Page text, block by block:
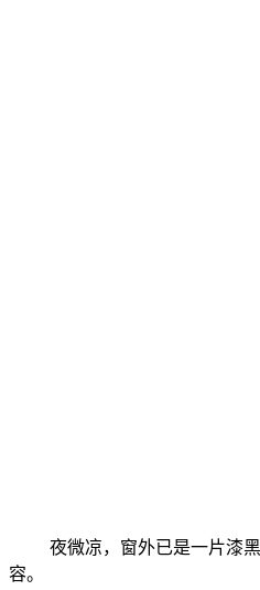
夜微凉，窗外已是一片漆
容。